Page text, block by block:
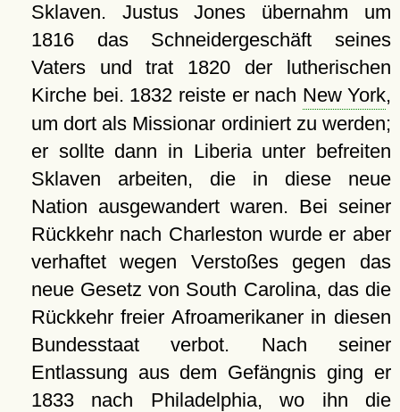
Sklaven. Justus Jones übernahm um
1816 das Schneidergeschäft seines
Vaters und trat 1820 der lutherischen
Kirche bei. 1832 reiste er nach New York,
um dort als Missionar ordiniert zu werden;
er sollte dann in Liberia unter befreiten
Sklaven arbeiten, die in diese neue
Nation ausgewandert waren. Bei seiner
Rückkehr nach Charleston wurde er aber
verhaftet wegen Verstoßes gegen das
neue Gesetz von South Carolina, das die
Rückkehr freier Afroamerikaner in diesen
Bundesstaat verbot. Nach seiner
Entlassung aus dem Gefängnis ging er
1833 nach Philadelphia, wo ihn die